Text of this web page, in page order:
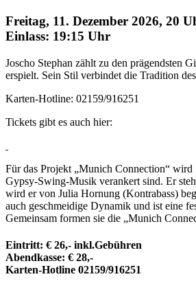
Freitag, 11. Dezember 2026, 20
Einlass: 19:15 Uhr
Joscho Stephan zählt zu den prägendsten
erspielt. Sein Stil verbindet die Tradition
Karten-Hotline: 02159/916251
Tickets gibt es auch hier:
Für das Projekt „Munich Connection“ wird
Gypsy-Swing-Musik verankert sind. Er
wird er von Julia Hornung (Kontrabass)
auch geschmeidige Dynamik und ist eine
Gemeinsam formen sie die „Munich
Eintritt: € 26,- inkl.Gebühren
Abendkasse: € 28,-
Karten-Hotline 02159/916251